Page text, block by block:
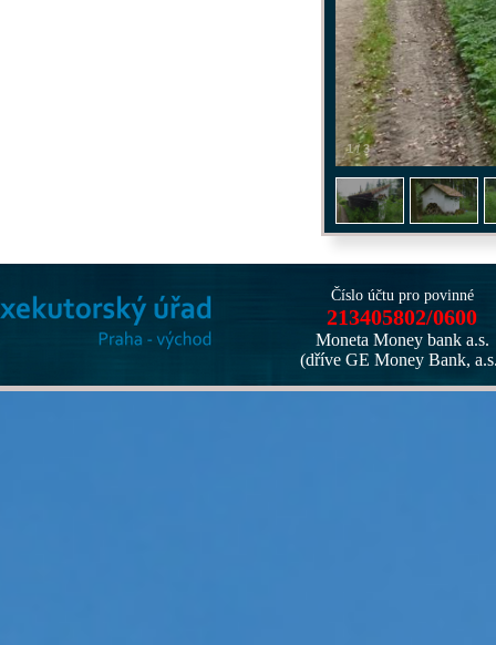
1/3
Číslo účtu pro povinné
213405802/0600
Moneta Money bank a.s.
(dříve GE Money Bank,